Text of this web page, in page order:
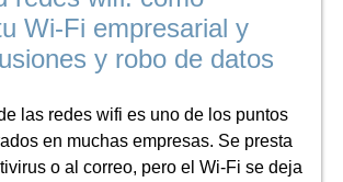
Wi-Fi empresarial y
y robo de datos
las redes wifi es uno de los puntos
en muchas empresas. Se presta
o al correo, pero el Wi-Fi se deja